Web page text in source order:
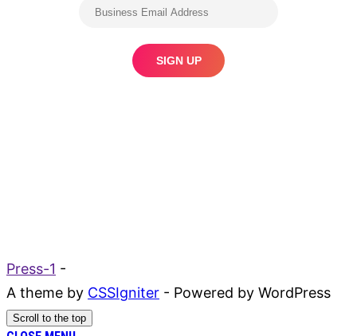
Press-1 -
A theme by CSSIgniter - Powered by WordPress
Scroll to the top